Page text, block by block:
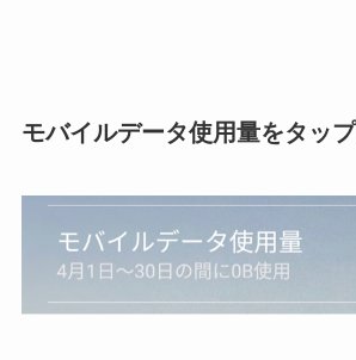
モバイルデータ使用量をタッ